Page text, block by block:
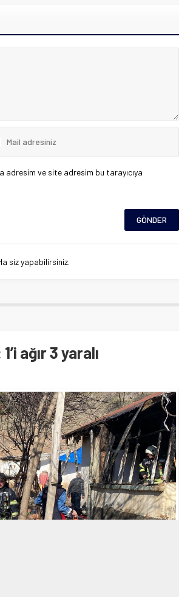
adresim ve site adresim bu tarayıcıya
siz yapabilirsiniz.
ağır 3 yaralı